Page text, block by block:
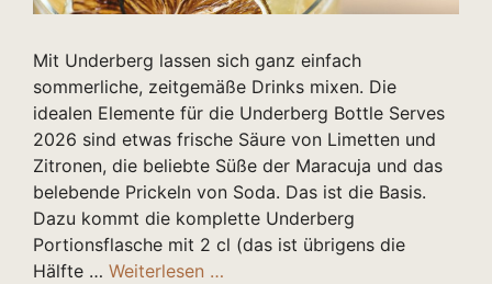
Mit Underberg lassen sich ganz einfach
sommerliche, zeitgemäße Drinks mixen. Die
idealen Elemente für die Underberg Bottle Serves
2026 sind etwas frische Säure von Limetten und
Zitronen, die beliebte Süße der Maracuja und das
belebende Prickeln von Soda. Das ist die Basis.
Dazu kommt die komplette Underberg
Portionsflasche mit 2 cl (das ist übrigens die
Hälfte … Weiterlesen …